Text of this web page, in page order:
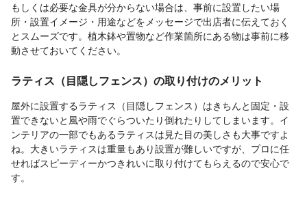
もしくは必要な金具が分からない場合は、事前に設置したい場
所・設置イメージ・用途などをメッセージで出店者に伝えておく
とスムーズです。植木鉢や置物など作業箇所にある物は事前に移
動させておいてください。
ラティス（目隠しフェンス）の取り付けのメリット
屋外に設置するラティス（目隠しフェンス）はきちんと固定・設
置できないと風や雨でぐらついたり倒れたりしてしまいます。イ
ンテリアの一部でもあるラティスは見た目の美しさも大事ですよ
ね。大きいラティスは重量もあり設置が難しいですが、プロに任
せればスピーディーかつきれいに取り付けてもらえるので安心で
す。